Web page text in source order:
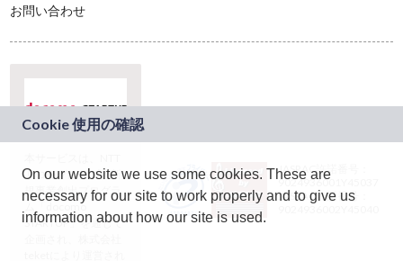
お問い合わせ
ドコモグループの新
規事業創出プログラ
ム「docomo
STARTUP」を通じて
JASRAC許諾番号：
9024936001Y45037
JASRAC許諾番号：
On our website we use some cookies. These are
necessary for our site to work properly and to give us
information about how our site is used.